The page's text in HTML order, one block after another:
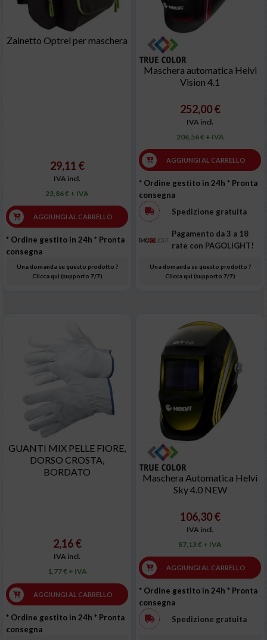
Zainetto Optrel per maschera
29,11 €
IVA incl.
23,86 € + IVA
AGGIUNGI AL CARRELLO
* Ordine gestito in 24h * Pronta
consegna
Una domanda su questo prodotto ?
Clicca qui (supporto 7/7)
Maschera automatica Helvi
Vision 4.1
252,00 €
IVA incl.
206,56 € + IVA
AGGIUNGI AL CARRELLO
* Ordine gestito in 24h * Pronta
consegna
Spedizione gratuita
Pagamento da 3 a 18
rate con PAGOLIGHT!
Una domanda su questo prodotto ?
Clicca qui (supporto 7/7)
GUANTI MIX PELLE FIORE,
DORSO CROSTA,
BORDATO
2,16 €
IVA incl.
1,77 € + IVA
AGGIUNGI AL CARRELLO
* Ordine gestito in 24h * Pronta
consegna
Maschera Automatica Helvi
Sky 4.0 NEW
106,30 €
IVA incl.
87,13 € + IVA
AGGIUNGI AL CARRELLO
* Ordine gestito in 24h * Pronta
consegna
Spedizione gratuita